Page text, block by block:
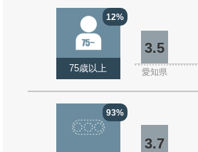
12%
75歳以上
3.5
愛知県
93%
3.7